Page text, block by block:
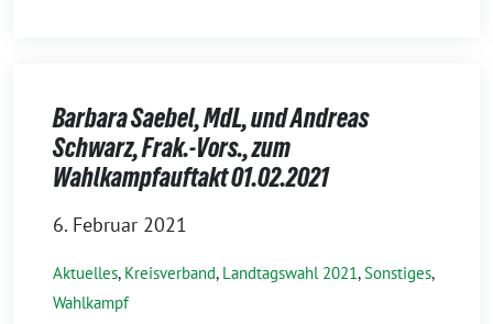
Barbara Saebel, MdL, und Andreas
Schwarz, Frak.-Vors., zum
Wahlkampfauftakt 01.02.2021
6. Februar 2021
Aktuelles, Kreisverband, Landtagswahl 2021,Sonstiges,
Wahlkampf